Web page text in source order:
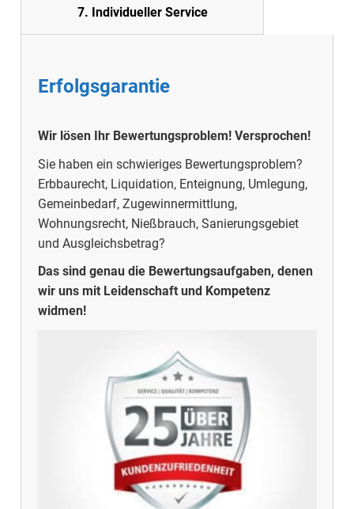
7. Individueller Service
Erfolgsgarantie
Wir lösen Ihr Bewertungsproblem! Versprochen!
Sie haben ein schwieriges Bewertungsproblem?
Erbbaurecht, Liquidation, Enteignung, Umlegung,
Gemeinbedarf, Zugewinnermittlung,
Wohnungsrecht, Nießbrauch, Sanierungsgebiet
und Ausgleichsbetrag?
Das sind genau die Bewertungsaufgaben, denen
wir uns mit Leidenschaft und Kompetenz
widmen!